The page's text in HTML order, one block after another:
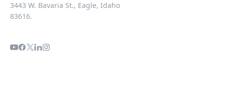
3443 W. Bavaria St., Eagle, Idaho
83616.